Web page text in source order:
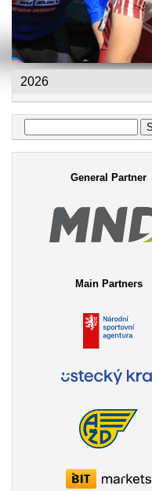
2026
Search form
General Partner
Main Partners